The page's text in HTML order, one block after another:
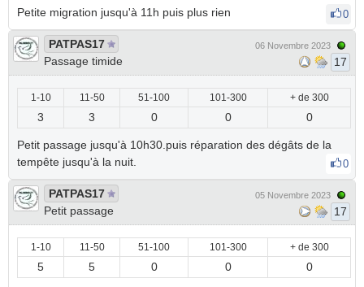
Petite migration jusqu'à 11h puis plus rien 0
PATPAS17
Passage timide
06 Novembre 2023
17
1-10 11-50 51-100 101-300 + de 300
3 3 0 0 0
Petit passage jusqu'à 10h30.puis réparation des dégâts de la
tempête jusqu'à la nuit.
0
PATPAS17
Petit passage
05 Novembre 2023
17
1-10 11-50 51-100 101-300 + de 300
5 5 0 0 0